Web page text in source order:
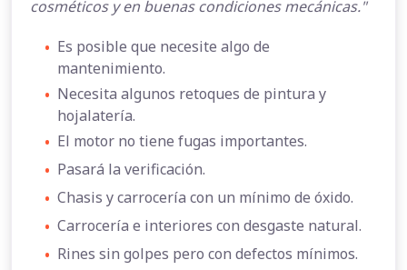
cosméticos y en buenas condiciones mecánicas."
• Es posible que necesite algo de
mantenimiento.
• Necesita algunos retoques de pintura y
hojalatería.
• El motor no tiene fugas importantes.
• Pasará la verificación.
• Chasis y carrocería con un mínimo de óxido.
• Carrocería e interiores con desgaste natural.
• Rines sin golpes pero con defectos mínimos.